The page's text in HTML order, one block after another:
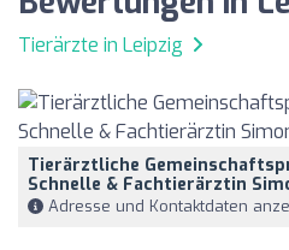
Tierärzte in Leipzig
Tierärztliche
Schnelle & Fachtierärztin
Adresse und Kontaktdaten